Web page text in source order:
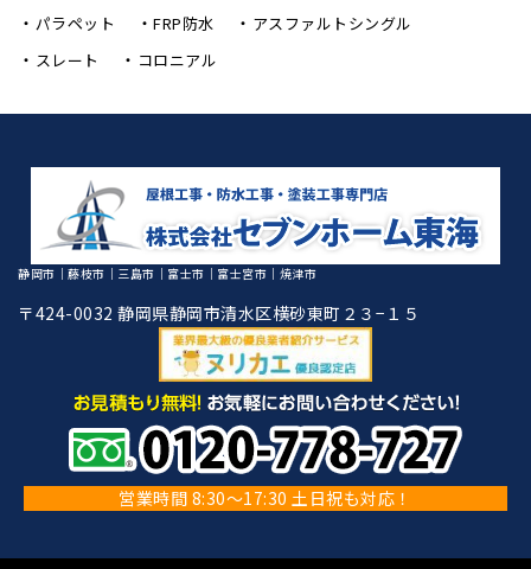
パラペット
FRP防水
アスファルトシングル
スレート
コロニアル
静岡市｜藤枝市｜三島市｜富士市｜富士宮市｜焼津市
〒424-0032 静岡県静岡市清水区横砂東町２３−１５
営業時間 8:30～17:30 土日祝も対応！